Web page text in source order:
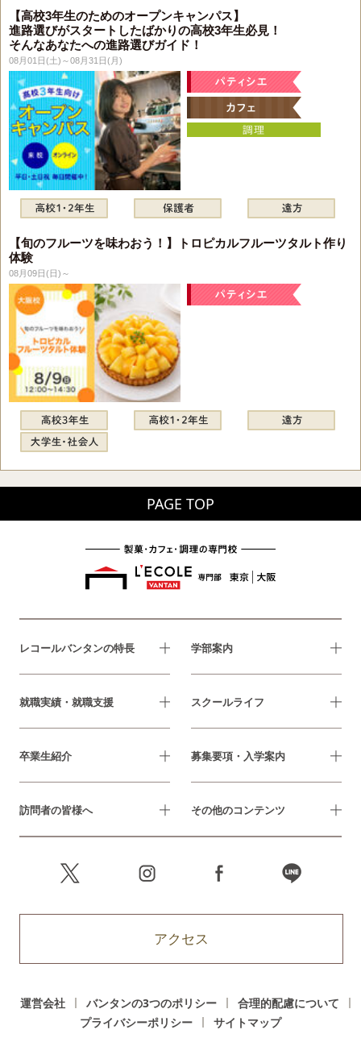
【高校3年生のためのオープンキャンパス】
進路選びがスタートしたばかりの高校3年生必見！
そんなあなたへの進路選びガイド！
08月01日(土)～08月31日(月)
【旬のフルーツを味わおう！】トロピカルフルーツタルト作り
体験
08月09日(日)～
PAGE TOP
レコールバンタンの特長 学部案内
就職実績・就職支援 スクールライフ
卒業生紹介 募集要項・入学案内
訪問者の皆様へ その他のコンテンツ
アクセス
運営会社 バンタンの3つのポリシー
合理的配慮について
プライバシーポリシー
サイトマップ